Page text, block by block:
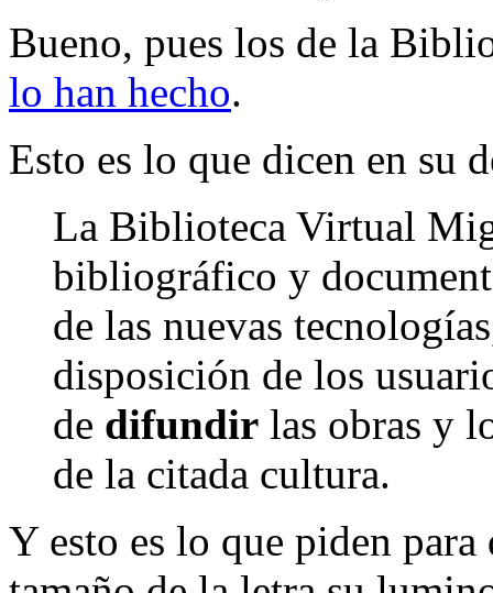
Bueno, pues los de la
lo han hecho.
Esto es lo que dicen en su
La Biblioteca Virtual
bibliográfico y
de las nuevas
disposición de los
de difundir las obras y
de la citada cultura.
Y esto es lo que piden para